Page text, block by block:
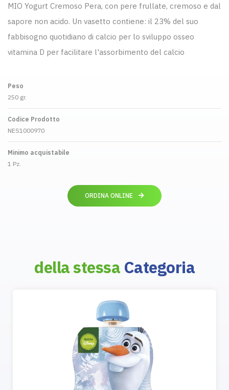
MIO Yogurt Cremoso Pera, con pere frullate, cremoso e dal
sapore non acido. Un vasetto contiene: il 23% del suo
fabbisogno quotidiano di calcio per lo sviluppo osseo
vitamina D per facilitare l'assorbimento del calcio
Peso
250 gr.
Codice Prodotto
NES1000970
Minimo acquistabile
1 Pz.
ORDINA ONLINE
della stessa Categoria